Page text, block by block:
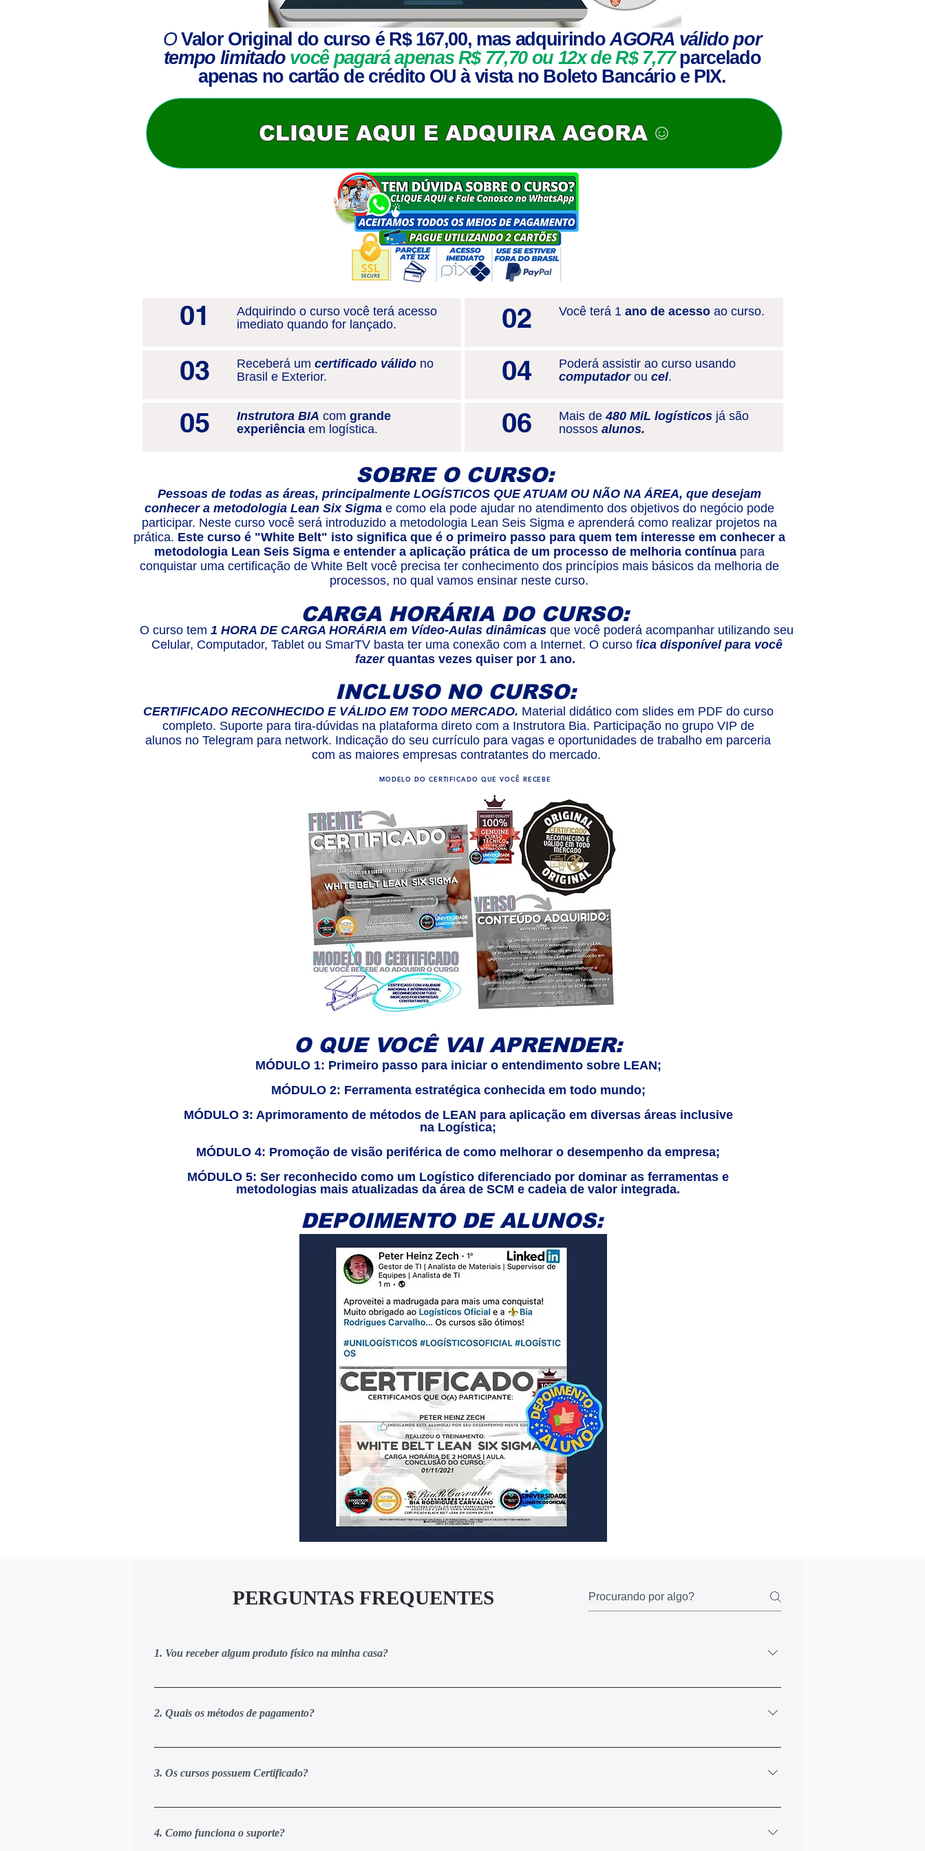
OValor Original do curso é R$ 167,00, mas adquirindoAGORA válido por
tempo limitado você pagará apenas R$ 77,70ou 12x de R$ 7,77 parcelado
apenas no cartão de crédito OU à vista no Boleto Bancário e PIX.
CLIQUE AQUI E ADQUIRA AGORA
01
Adquirindo o curso você terá acesso
imediato quando for lançado.
03 Receberá um certificado válido no
Brasil e Exterior.
05 Instrutora BIA com grande
experiência em logística.
02 Você terá 1 ano de acesso ao curso.
04
Poderá assistir ao curso usando
computadorou cel.
06 Mais de480 MiL logísticos já são
nossos alunos.
SOBRE O CURSO:
Pessoas de todas as áreas, principalmente LOGÍSTICOS QUE ATUAM OU NÃO NA ÁREA, que desejam
conhecer a metodologia Lean Six Sigmae como ela pode ajudar no atendimento dos objetivos do negócio pode
participar. Neste curso você será introduzido a metodologia Lean Seis Sigma e aprenderá como realizar projetos na
prática. Este curso é "White Belt" isto significa que é o primeiro passo para quem tem interesse em conhecer a
metodologia Lean Seis Sigma e entender a aplicação prática de um processo de melhoria contínua para
conquistar uma certificação de White Belt você precisa ter conhecimento dos princípios mais básicos da melhoria de
processos, no qual vamos ensinar neste curso.
CARGA HORÁRIA DO CURSO:
O curso tem 1 HORA DE CARGA HORÁRIA em Vídeo-Aulas dinâmicas que você poderá acompanhar utilizando seu
Celular, Computador, Tablet ou SmarTV basta ter uma conexão com a Internet. O curso fica disponível para você
fazer quantas vezes quiser por 1 ano.
INCLUSO NO CURSO:
CERTIFICADO RECONHECIDO E VÁLIDO EM TODO MERCADO. Material didático com slides em PDF do curso
completo. Suporte para tira-dúvidas na plataforma direto com a Instrutora Bia. Participação no grupo VIP de
alunos no Telegram para network. Indicação do seu currículo para vagas e oportunidades de trabalho em parceria
com as maiores empresas contratantes do mercado.
MODELO DO CERTIFICADO QUE VOCÊ RECEBE
O QUE VOCÊ VAI APRENDER:
MÓDULO 1: Primeiro passo para iniciar o entendimento sobre LEAN;
MÓDULO 2: Ferramenta estratégica conhecida em todo mundo;
MÓDULO 3: Aprimoramento de métodos de LEAN para aplicação em diversas áreas inclusive
na Logística;
MÓDULO 4: Promoção de visão periférica de como melhorar o desempenho da empresa;
MÓDULO 5: Ser reconhecido como um Logístico diferenciado por dominar as ferramentas e
metodologias mais atualizadas da área de SCM e cadeia de valor integrada.
DEPOIMENTO DE ALUNOS:
PERGUNTAS FREQUENTES
1. Vou receber algum produto físico na minha casa?
Não. Todo o conteúdo do treinamento é 100% online. Assim que realizar a sua inscrição, você receberá um email, onde terá o acesso a
2. Quais os métodos de pagamento?
Você pode pagar via cartão de crédito e parcelar em até 12x. Caso opte por realizar o pagamento à vista, pode fazer via PIX ou Boleto. Ao
acesso de 1 a 3 dias úteis após o pagamento do boleto.
3. Os cursos possuem Certificado?
Sim, Com CERTEZA. Ao concluir a carga horária mínima de 35% das aulas de cada curso, você pode solicitar o seu certificado
momento de efetuar a inscrição e cadastro. Você receberá 1 certificado nominal (com o seu nome e dados oficiais) em qualquer curso.
4. Como funciona o suporte?